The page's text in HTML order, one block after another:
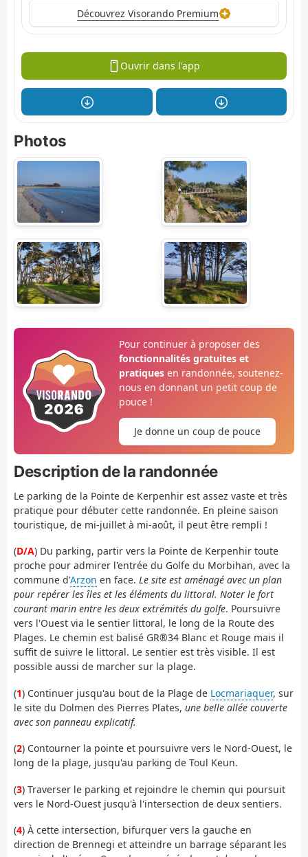
Découvrez Visorando Premium
Ouvrir dans l'app
Photos
Pour continuer à proposer des
fonctionnalités gratuites et
pratiquesen randonnée, soutenez-
nous en donnant un petit coup de
pouce !
Je donne un coup de pouce
Description de la randonnée
Le parking de la Pointe de Kerpenhir est assez vaste et très
pratique pour débuter cette randonnée. En pleine saison
touristique, de mi-juillet à mi-août, il peut être rempli !
(D/A) Du parking, partir vers la Pointe de Kerpenhir toute
proche pour admirer l'entrée du Golfe du Morbihan, avec la
commune d'Arzon en face. Le site est aménagé avec un plan
pour repérer les îles et les éléments du littoral. Noter le fort
courant marin entre les deux extrémités du golfe. Poursuivre
vers l'Ouest via le sentier littoral, le long de la Route des
Plages. Le chemin est balisé GR®34 Blanc et Rouge mais il
suffit de suivre le littoral. Le sentier est très visible. Il est
possible aussi de marcher sur la plage.
(1) Continuer jusqu'au bout de la Plage de Locmariaquer, sur
le site du Dolmen des Pierres Plates, une belle allée couverte
avec son panneau explicatif.
(2) Contourner la pointe et poursuivre vers le Nord-Ouest, le
long de la plage, jusqu'au parking de Toul Keun.
(3) Traverser le parking et rejoindre le chemin qui poursuit
vers le Nord-Ouest jusqu'à l'intersection de deux sentiers.
(4) À cette intersection, bifurquer vers la gauche en
direction de Brennegi et atteindre un barrage séparant les